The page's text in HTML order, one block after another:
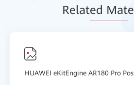
Related Mat
HUAWEI eKitEngine AR180 Pro